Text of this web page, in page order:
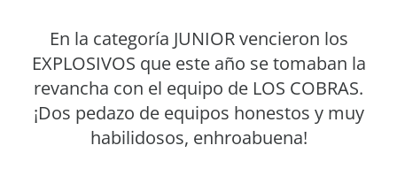
En la categoría JUNIOR vencieron los
EXPLOSIVOS que este año se tomaban la
revancha con el equipo de LOS COBRAS.
¡Dos pedazo de equipos honestos y muy
habilidosos, enhroabuena!